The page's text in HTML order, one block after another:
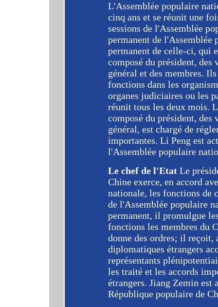
L'Assemblée populaire
cinq ans et se réunit une
sessions de l'Assemblée
permanent de l'Assemblée
permanent de celle-ci, qui
composé du président, des
général et des membres.
fonctions dans les
organes judiciaires ou les
réunit tous les deux mois.
composé du président, des
général, est chargé de
importantes. Li Peng est
l'Assemblée populaire
Le chef de l'Etat Le
Chine exerce, en accord
nationale, les fonctions de
de l'Assemblée populaire
permanent, il promulgue
fonctions les membres du
donne des ordres; il reçoit,
diplomatiques étrangers
représentants
les traité et les accords
étrangers. Jiang Zemin est
République populaire de